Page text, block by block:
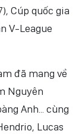
Cúp quốc gia
V-League
đã mang về
Nguyên
Anh... cùng
Lucas